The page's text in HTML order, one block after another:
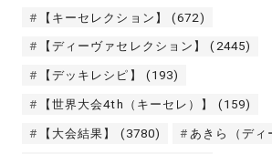
【キーセレクション】 (672)
【ディーヴァセレクション】 (2445)
【デッキレシピ】 (193)
【世界大会4th（キーセレ）】 (159)
【大会結果】 (3780) あきら（ディ